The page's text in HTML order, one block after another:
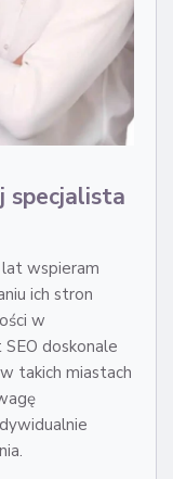
specjalista
wspieram
ich stron
w
doskonale
takich miastach